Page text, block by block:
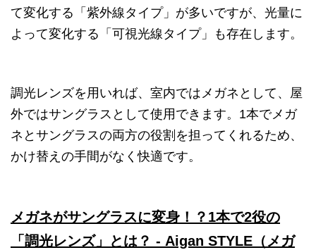
て変化する「紫外線タイプ」が多いですが、光量に
よって変化する「可視光線タイプ」も存在します。
調光レンズを用いれば、室内ではメガネとして、屋
外ではサングラスとして使用できます。1本でメガ
ネとサングラスの両方の役割を担ってくれるため、
かけ替えの手間がなく快適です。
メガネがサングラスに変身！？1本で2役の
「調光レンズ」とは？ - Aigan STYLE（メガ